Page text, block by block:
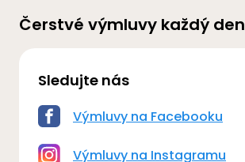
Čerstvé výmluvy každý den
Sledujte nás
Výmluvy na Facebooku
Výmluvy na Instagramu